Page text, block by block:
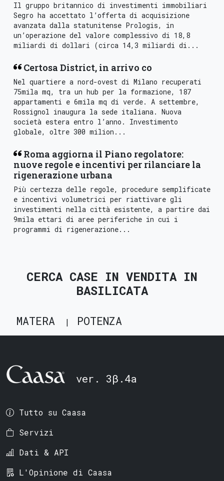
Il gruppo britannico di investimenti immobiliari
Segro ha accettato l’offerta di acquisizione
avanzata dalla statunitense Prologis, in
un’operazione del valore complessivo di 18,8
miliardi di dollari (circa 14,3 miliardi di...
Certosa District, in arrivo co
Nel quartiere a nord-ovest di Milano recuperati
75mila mq, tra un hub per la formazione, 187
appartamenti e 6mila mq di verde. A settembre,
Rossignol inaugura la sede italiana. Nuova
società estera entro l’anno. Investimento
globale, oltre 300 milion...
Roma aggiorna il Piano regolatore:
nuove regole e incentivi per rilanciare la
rigenerazione urbana
Più certezza delle regole, procedure semplificate
e incentivi volumetrici per riattivare gli
investimenti nella città esistente, a partire dai
9mila ettari di aree periferiche in cui i
programmi di rigenerazione...
CERCA CASE IN VENDITA IN
BASILICATA
MATERA POTENZA
ver. 3β.4a
Tutto su Caasa
Servizi
Dati & API
L'Opinione di Caasa